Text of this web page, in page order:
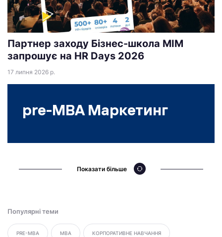
Партнер заходу Бізнес-школа МІМ
запрошує на HR Days 2026
17 липня 2026 р.
pre-MBA Маркетинг
Показати більше
Популярні теми
PRE-MBA MBA КОРПОРАТИВНЕ НАВЧАННЯ